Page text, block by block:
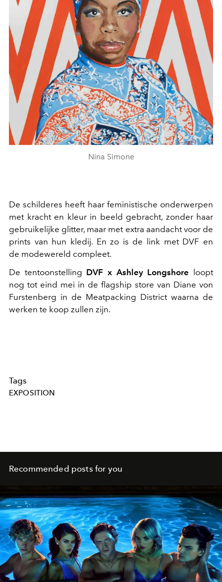
Nina Simone
De schilderes heeft haar feministische onderwerpen
met kracht en kleur in beeld gebracht, zonder haar
gebruikelijke glitter, maar met extra aandacht voor de
prints van hun kledij. En zo is de link met DVF en
de modewereld compleet.
De tentoonstelling DVF x Ashley Longshore loopt
nog tot eind mei in de flagship store van Diane von
Furstenberg in de Meatpacking District waarna de
werken te koop zullen zijn.
Tags
EXPOSITION
Recommended posts for you